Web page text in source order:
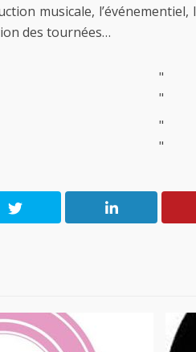
musicale,
des tournées…
"
"
"
"